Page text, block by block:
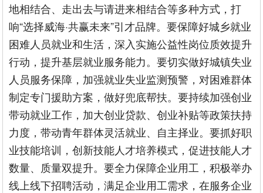
地相结合、走出去与请进来相结合等多种方式，打
响“选择威海·共赢未来”引才品牌。要保障好城乡就业
困难人员就业和生活，深入实施公益性岗位质效提升
行动，提升基层就业服务能力。要切实做好城镇失业
人员服务保障，加强就业失业监测预警，对困难群体
制定专门援助方案，做好兜底帮扶。要持续加强创业
带动就业工作，加大创业贷款、创业补贴等政策扶持
力度，带动青年群体灵活就业、自主择业。要抓好职
业技能培训，创新技能人才培养模式，促进技能人才
数量、质量双提升。要全力保障企业用工，积极举办
线上线下招聘活动，满足企业用工需求，在服务企业